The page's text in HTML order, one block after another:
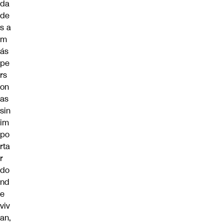
da
de
s a
m
ás
pe
rs
on
as
sin
im
po
rta
r
do
nd
e
viv
an,